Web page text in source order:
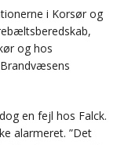
i Korsør og
og hos
en fejl hos Falck.
alarmeret. ”Det